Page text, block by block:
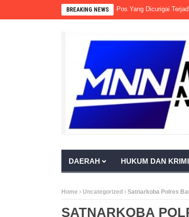
BREAKING NEWS
PALI Disorot, Banyak Pos-Pos Yang Dicurigai Terjadi
DAERAH HUKUM DAN
Home Uncategorized Satnarkoba Polres
SATNARKOBA